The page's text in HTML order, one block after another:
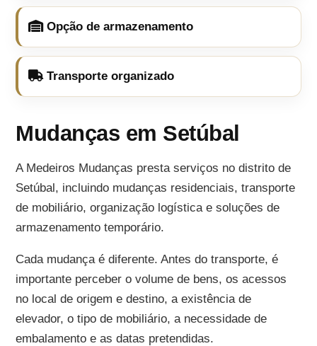
Opção de armazenamento
Transporte organizado
Mudanças em Setúbal
A Medeiros Mudanças presta serviços no distrito de
Setúbal, incluindo mudanças residenciais, transporte
de mobiliário, organização logística e soluções de
armazenamento temporário.
Cada mudança é diferente. Antes do transporte, é
importante perceber o volume de bens, os acessos
no local de origem e destino, a existência de
elevador, o tipo de mobiliário, a necessidade de
embalamento e as datas pretendidas.